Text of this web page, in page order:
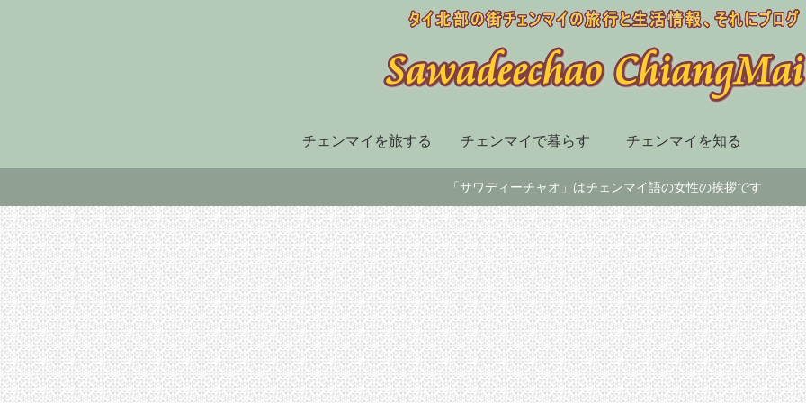
チェンマイを旅する チェンマイで暮らす チェンマイを知る
「サワディーチャオ」はチェンマイ語の女性の挨拶です